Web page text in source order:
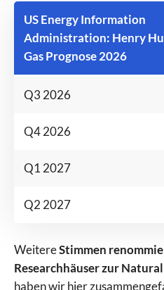
US Energy Information
Administration: Henry
Gas Prognose 2026
Q3 2026
Q4 2026
Q1 2027
Q2 2027
WeitereStimmen
Researchhäuser zur
haben wir hier